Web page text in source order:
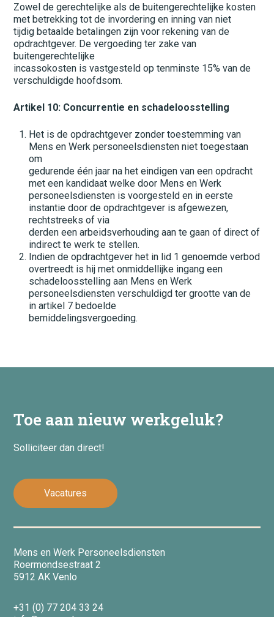
Zowel de gerechtelijke als de buitengerechtelijke kosten
met betrekking tot de invordering en inning van niet
tijdig betaalde betalingen zijn voor rekening van de
opdrachtgever. De vergoeding ter zake van
buitengerechtelijke
incassokosten is vastgesteld op tenminste 15% van de
verschuldigde hoofdsom.
Artikel 10: Concurrentie en schadeloosstelling
Het is de opdrachtgever zonder toestemming van
Mens en Werk personeelsdiensten niet toegestaan
om
gedurende één jaar na het eindigen van een opdracht
met een kandidaat welke door Mens en Werk
personeelsdiensten is voorgesteld en in eerste
instantie door de opdrachtgever is afgewezen,
rechtstreeks of via
derden een arbeidsverhouding aan te gaan of direct of
indirect te werk te stellen.
Indien de opdrachtgever het in lid 1 genoemde verbod
overtreedt is hij met onmiddellijke ingang een
schadeloosstelling aan Mens en Werk
personeelsdiensten verschuldigd ter grootte van de
in artikel 7 bedoelde
bemiddelingsvergoeding.
Toe aan nieuw werkgeluk?
Solliciteer dan direct!
Vacatures
Mens en Werk Personeelsdiensten
Roermondsestraat 2
5912 AK Venlo
+31 (0) 77 204 33 24